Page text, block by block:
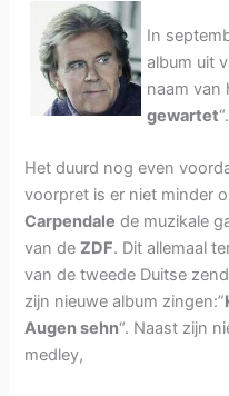
In
album uit
naam van
gewartet“.
Het duurd nog even
voorpret is er niet minder
Carpendale de muzikale
van deZDF. Dit allemaal
van de tweede Duitse
zijn nieuwe album zingen:”
Augen sehn“. Naast zijn
medley,